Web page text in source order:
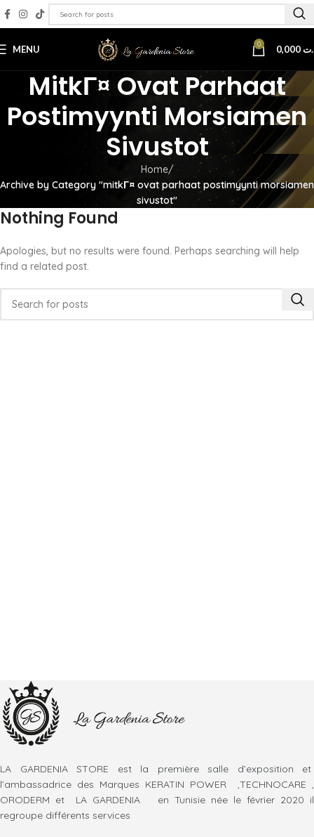
MENU 0
MitkГ¤ Ovat Parhaat
Postimyynti Morsiamen
Sivustot
Home
Archive by Category "mitkГ¤ ovat parhaat postimyynti morsiamen
sivustot"
Nothing Found
Apologies, but no results were found. Perhaps searching will help
find a related post.
LA GARDENIA STORE est la première salle d’exposition et
l’ambassadrice des Marques KERATIN POWER ,TECHNOCARE ,
ORODERM et LA GARDENIA en Tunisie née le février 2020 il
regroupe différents services